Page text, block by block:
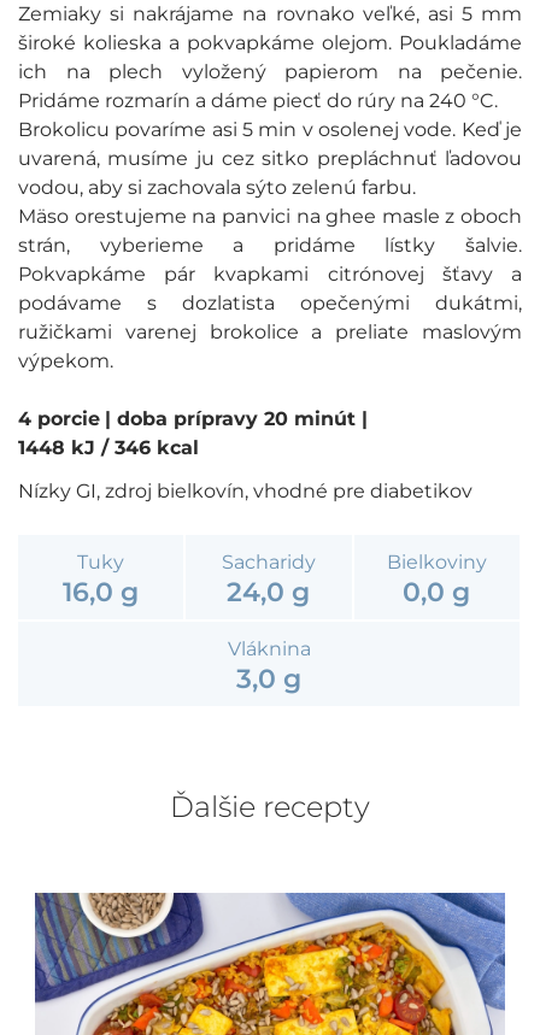
Zemiaky si nakrájame na rovnako veľké, asi 5 mm
široké kolieska a pokvapkáme olejom. Poukladáme
ich na plech vyložený papierom na pečenie.
Pridáme rozmarín a dáme piecť do rúry na 240 °C.
Brokolicu povaríme asi 5 min v osolenej vode. Keď je
uvarená, musíme ju cez sitko prepláchnuť ľadovou
vodou, aby si zachovala sýto zelenú farbu.
Mäso orestujeme na panvici na ghee masle z oboch
strán, vyberieme a pridáme lístky šalvie.
Pokvapkáme pár kvapkami citrónovej šťavy a
podávame s dozlatista opečenými dukátmi,
ružičkami varenej brokolice a preliate maslovým
výpekom.
4 porcie | doba prípravy 20 minút |
1448 kJ / 346 kcal
Nízky GI, zdroj bielkovín, vhodné pre diabetikov
Tuky
16,0 g
Sacharidy
24,0 g
Bielkoviny
0,0 g
Vláknina
3,0 g
Ďalšie recepty